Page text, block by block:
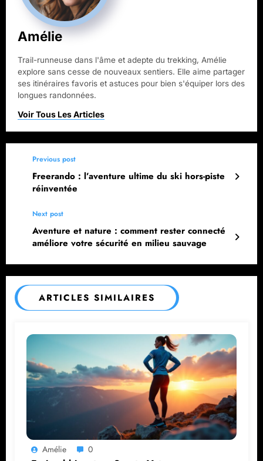
Amélie
Trail-runneuse dans l'âme et adepte du trekking, Amélie
explore sans cesse de nouveaux sentiers. Elle aime partager
ses itinéraires favoris et astuces pour bien s'équiper lors des
longues randonnées.
Previous post
Freerando : l’aventure ultime du ski hors-piste
réinventée
Next post
Aventure et nature : comment rester connecté
améliore votre sécurité en milieu sauvage
ARTICLES SIMILAIRES
Amélie 0